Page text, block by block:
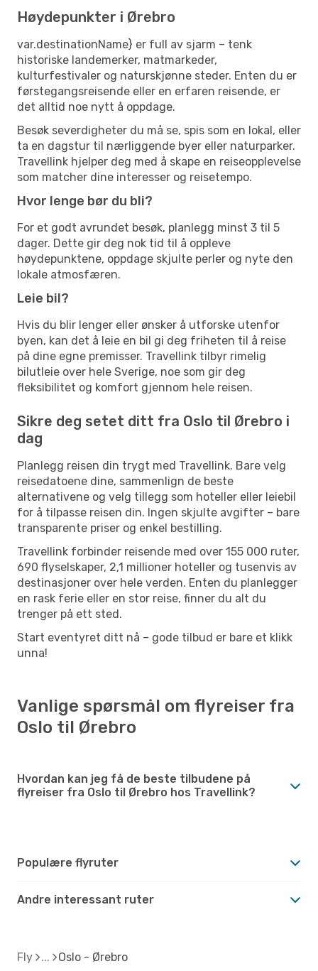
Høydepunkter i Ørebro
var.destinationName} er full av sjarm – tenk
historiske landemerker, matmarkeder,
kulturfestivaler og naturskjønne steder. Enten du er
førstegangsreisende eller en erfaren reisende, er
det alltid noe nytt å oppdage.
Besøk severdigheter du må se, spis som en lokal, eller
ta en dagstur til nærliggende byer eller naturparker.
Travellink hjelper deg med å skape en reiseopplevelse
som matcher dine interesser og reisetempo.
Hvor lenge bør du bli?
For et godt avrundet besøk, planlegg minst 3 til 5
dager. Dette gir deg nok tid til å oppleve
høydepunktene, oppdage skjulte perler og nyte den
lokale atmosfæren.
Leie bil?
Hvis du blir lenger eller ønsker å utforske utenfor
byen, kan det å leie en bil gi deg friheten til å reise
på dine egne premisser. Travellink tilbyr rimelig
bilutleie over hele Sverige, noe som gir deg
fleksibilitet og komfort gjennom hele reisen.
Sikre deg setet ditt fra Oslo til Ørebro i
dag
Planlegg reisen din trygt med Travellink. Bare velg
reisedatoene dine, sammenlign de beste
alternativene og velg tillegg som hoteller eller leiebil
for å tilpasse reisen din. Ingen skjulte avgifter – bare
transparente priser og enkel bestilling.
Travellink forbinder reisende med over 155 000 ruter,
690 flyselskaper, 2,1 millioner hoteller og tusenvis av
destinasjoner over hele verden. Enten du planlegger
en rask ferie eller en stor reise, finner du alt du
trenger på ett sted.
Start eventyret ditt nå – gode tilbud er bare et klikk
unna!
Vanlige spørsmål om flyreiser fra
Oslo til Ørebro
Hvordan kan jeg få de beste tilbudene på
flyreiser fra Oslo til Ørebro hos Travellink?
Populære flyruter
Andre interessant ruter
Fly Oslo - Ørebro